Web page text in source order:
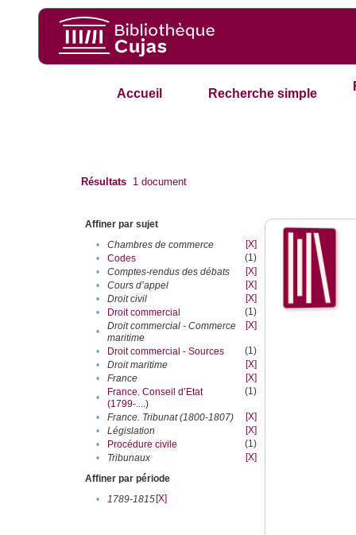
Accueil Recherche simple
Résultats 1 document
Affiner par sujet
•
Chambres de commerce
[X]
•
Codes
(1)
•
Comptes-rendus des débats
[X]
•
Cours d’appel
[X]
•
Droit civil
[X]
•
Droit commercial
(1)
•
Droit commercial - Commerce
maritime
[X]
• Droit commercial - Sources
(1)
•
Droit maritime
[X]
•
France
[X]
•
France. Conseil d’Etat
(1799-....)
(1)
• France. Tribunat (1800-1807)
[X]
•
Législation
[X]
•
Procédure civile
(1)
•
Tribunaux
[X]
Affiner par période
•
1789-1815[X]